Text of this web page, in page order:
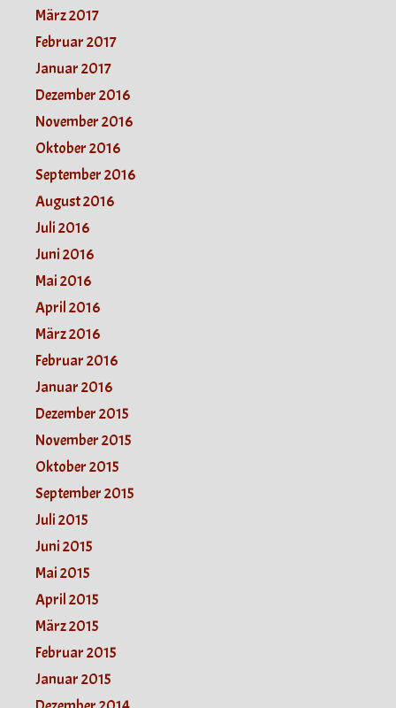
März 2017
Februar 2017
Januar 2017
Dezember 2016
November 2016
Oktober 2016
September 2016
August 2016
Juli 2016
Juni 2016
Mai 2016
April 2016
März 2016
Februar 2016
Januar 2016
Dezember 2015
November 2015
Oktober 2015
September 2015
Juli 2015
Juni 2015
Mai 2015
April 2015
März 2015
Februar 2015
Januar 2015